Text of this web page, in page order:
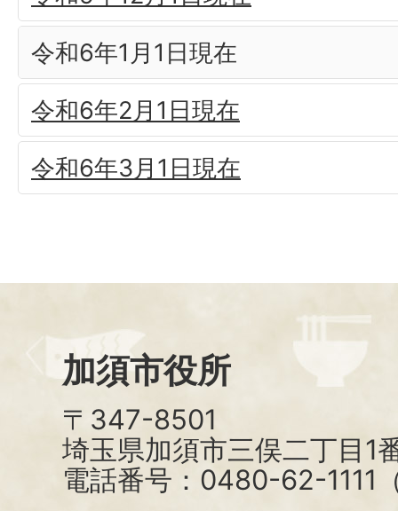
令和6年1月1日現在
令和6年2月1日現在
令和6年3月1日現在
加須市役所
〒347-8501
埼玉県加須市三俣二丁目1
電話番号：0480-62-1111